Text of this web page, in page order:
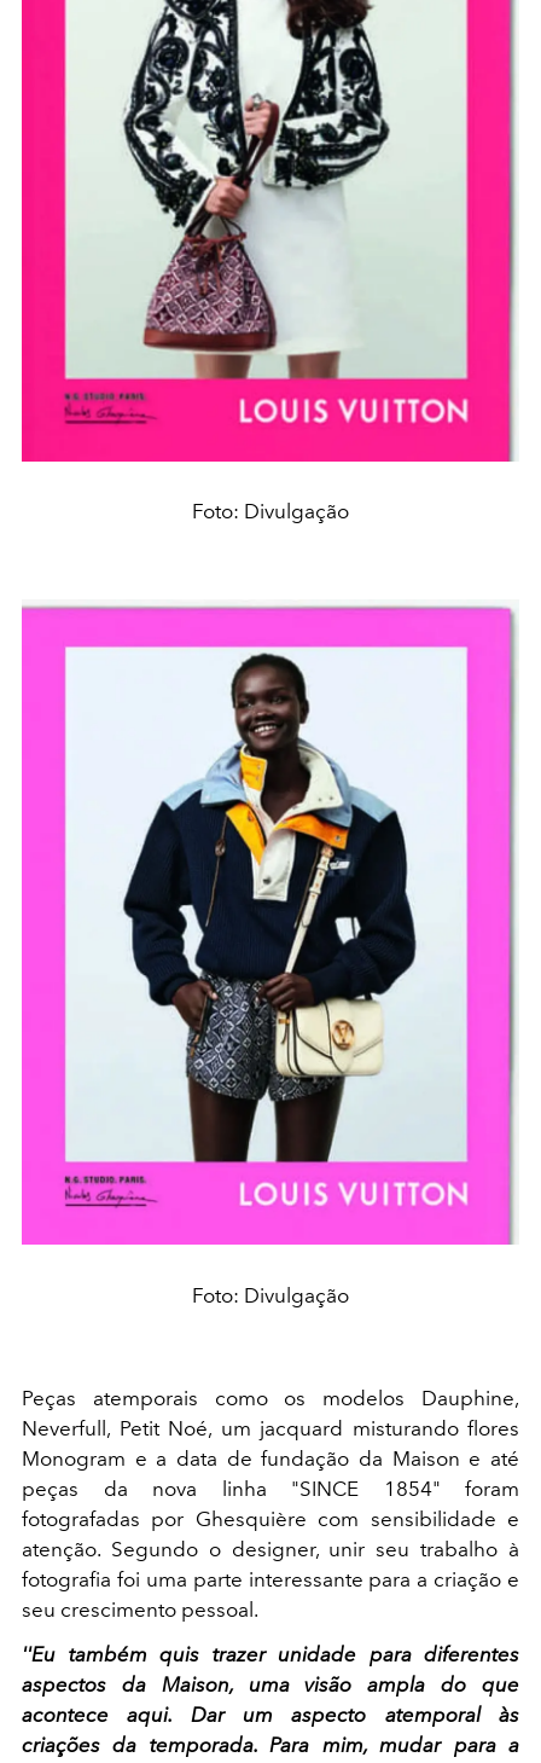
Foto: Divulgação
Foto: Divulgação
Peças atemporais como os modelos Dauphine,
Neverfull, Petit Noé, um jacquard misturando flores
Monogram e a data de fundação da Maison e até
peças da nova linha "SINCE 1854" foram
fotografadas por Ghesquière com sensibilidade e
atenção. Segundo o designer, unir seu trabalho à
fotografia foi uma parte interessante para a criação e
seu crescimento pessoal.
''Eu também quis trazer unidade para diferentes
aspectos da Maison, uma visão ampla do que
acontece aqui. Dar um aspecto atemporal às
criações da temporada. Para mim, mudar para a